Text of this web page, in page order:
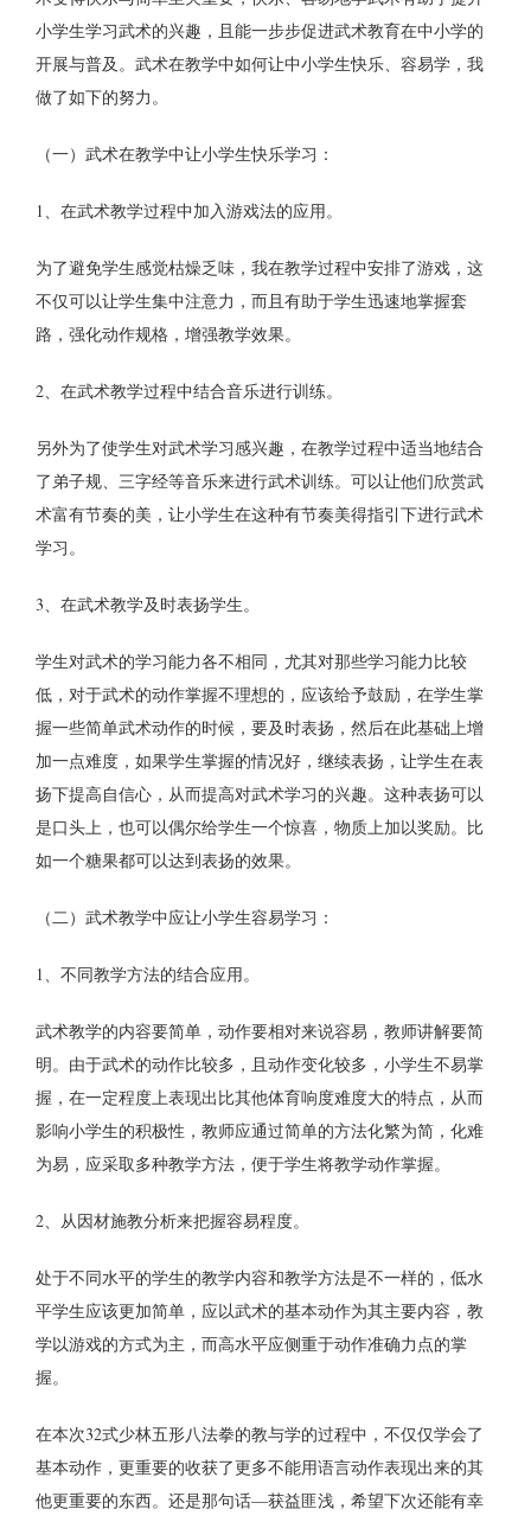
小学生学习武术的兴趣，且能一步步促进武术教育在中小学的
开展与普及。武术在教学中如何让中小学生快乐、容易学，我
做了如下的努力。
（一）武术在教学中让小学生快乐学习：
1、在武术教学过程中加入游戏法的应用。
为了避免学生感觉枯燥乏味，我在教学过程中安排了游戏，这
不仅可以让学生集中注意力，而且有助于学生迅速地掌握套
路，强化动作规格，增强教学效果。
2、在武术教学过程中结合音乐进行训练。
另外为了使学生对武术学习感兴趣，在教学过程中适当地结合
了弟子规、三字经等音乐来进行武术训练。可以让他们欣赏武
术富有节奏的美，让小学生在这种有节奏美得指引下进行武术
学习。
3、在武术教学及时表扬学生。
学生对武术的学习能力各不相同，尤其对那些学习能力比较
低，对于武术的动作掌握不理想的，应该给予鼓励，在学生掌
握一些简单武术动作的时候，要及时表扬，然后在此基础上增
加一点难度，如果学生掌握的情况好，继续表扬，让学生在表
扬下提高自信心，从而提高对武术学习的兴趣。这种表扬可以
是口头上，也可以偶尔给学生一个惊喜，物质上加以奖励。比
如一个糖果都可以达到表扬的效果。
（二）武术教学中应让小学生容易学习：
1、不同教学方法的结合应用。
武术教学的内容要简单，动作要相对来说容易，教师讲解要简
明。由于武术的动作比较多，且动作变化较多，小学生不易掌
握，在一定程度上表现出比其他体育响度难度大的特点，从而
影响小学生的积极性，教师应通过简单的方法化繁为简，化难
为易，应采取多种教学方法，便于学生将教学动作掌握。
2、从因材施教分析来把握容易程度。
处于不同水平的学生的教学内容和教学方法是不一样的，低水
平学生应该更加简单，应以武术的基本动作为其主要内容，教
学以游戏的方式为主，而高水平应侧重于动作准确力点的掌
握。
在本次32式少林五形八法拳的教与学的过程中，不仅仅学会了
基本动作，更重要的收获了更多不能用语言动作表现出来的其
他更重要的东西。还是那句话—获益匪浅，希望下次还能有幸